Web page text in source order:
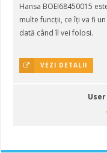
Hansa BOEI68450015
multe funcții, ce îți va fi
dată când îl vei folosi.
VEZI DETALII